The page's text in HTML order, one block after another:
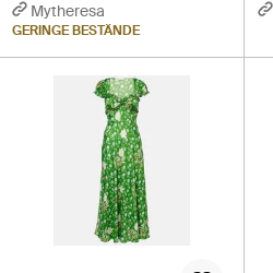
Mytheresa
GERINGE BESTÄNDE